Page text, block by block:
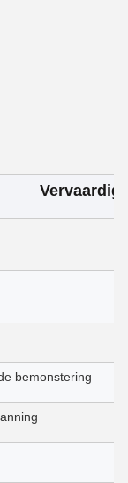
bemonstering